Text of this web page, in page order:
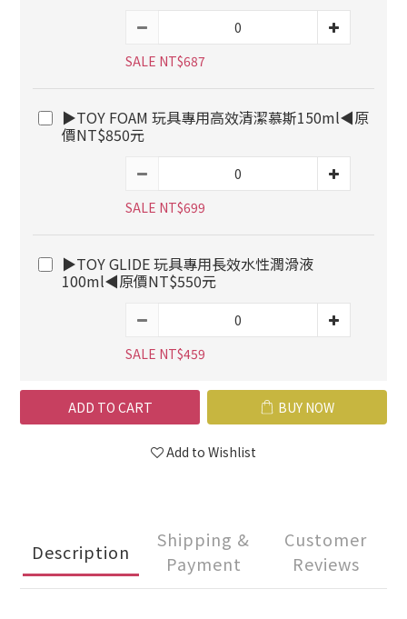
SALE NT$687
▶TOY FOAM 玩具專用高效清潔慕斯150ml◀原
價NT$850元
SALE NT$699
▶TOY GLIDE 玩具專用長效水性潤滑液
100ml◀原價NT$550元
SALE NT$459
ADD TO CART BUY NOW
Add to Wishlist
Description
Shipping &
Payment
Customer
Reviews